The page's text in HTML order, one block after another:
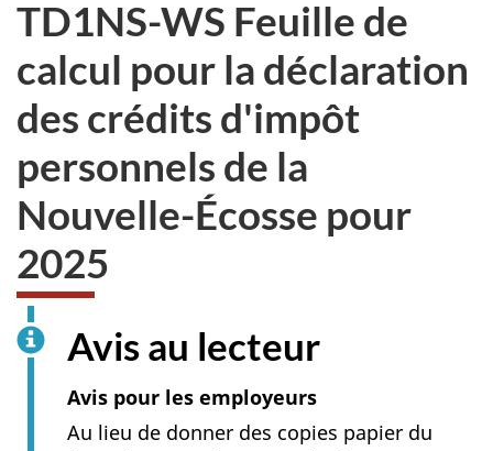
veux
pas
participer
au
sondage
du
site
web,
TD1NS-WS Feuille de
calcul pour la déclaration
des crédits d'impôt
personnels de la
Nouvelle-Écosse pour
2025
Avis au lecteur
Avis pour les employeurs
Au lieu de donner des copies papier du